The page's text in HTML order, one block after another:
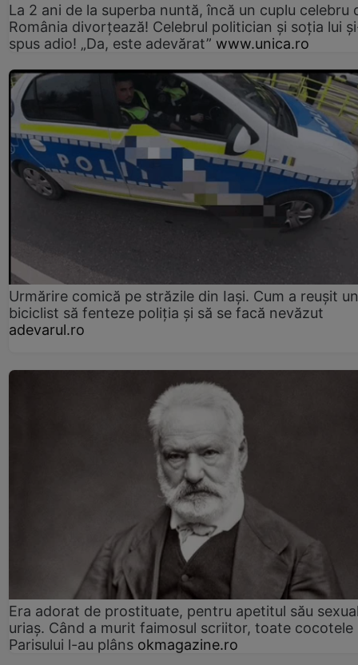
La 2 ani de la superba nuntă, încă un cuplu celebru
România divorțează! Celebrul politician și soția lui
spus adio! „Da, este adevărat” www.unica.ro
Urmărire comică pe străzile din Iași. Cum a reușit un
biciclist să fenteze poliția și să se facă nevăzut
adevarul.ro
Era adorat de prostituate, pentru apetitul său
uriaș. Când a murit faimosul scriitor, toate cocotele
Parisului l-au plâns okmagazine.ro